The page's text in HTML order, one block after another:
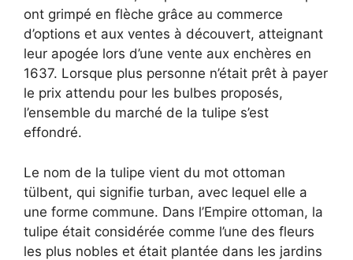
ont grimpé en flèche grâce au commerce
d’options et aux ventes à découvert, atteignant
leur apogée lors d’une vente aux enchères en
1637. Lorsque plus personne n’était prêt à payer
le prix attendu pour les bulbes proposés,
l’ensemble du marché de la tulipe s’est
effondré.
Le nom de la tulipe vient du mot ottoman
tülbent, qui signifie turban, avec lequel elle a
une forme commune. Dans l’Empire ottoman, la
tulipe était considérée comme l’une des fleurs
les plus nobles et était plantée dans les jardins